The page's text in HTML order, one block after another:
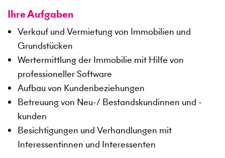
Ihre Aufgaben
Verkauf und Vermietung von Immobilien und
Grundstücken
Wertermittlung der Immobilie mit Hilfe von
professioneller Software
Aufbau von Kundenbeziehungen
Betreuung von Neu-/ Bestandskundinnen und -
kunden
Besichtigungen und Verhandlungen mit
Interessentinnen und Interessenten